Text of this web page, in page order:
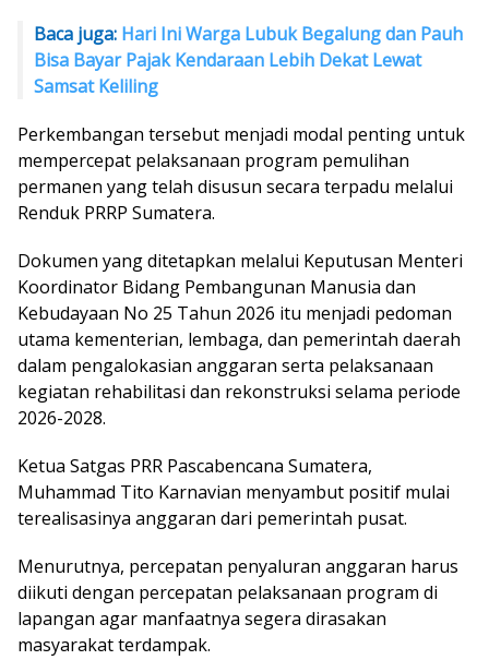
Baca juga: Hari Ini Warga Lubuk Begalung dan Pauh
Bisa Bayar Pajak Kendaraan Lebih Dekat Lewat
Samsat Keliling
Perkembangan tersebut menjadi modal penting untuk
mempercepat pelaksanaan program pemulihan
permanen yang telah disusun secara terpadu melalui
Renduk PRRP Sumatera.
Dokumen yang ditetapkan melalui Keputusan Menteri
Koordinator Bidang Pembangunan Manusia dan
Kebudayaan No 25 Tahun 2026 itu menjadi pedoman
utama kementerian, lembaga, dan pemerintah daerah
dalam pengalokasian anggaran serta pelaksanaan
kegiatan rehabilitasi dan rekonstruksi selama periode
2026-2028.
Ketua Satgas PRR Pascabencana Sumatera,
Muhammad Tito Karnavian menyambut positif mulai
terealisasinya anggaran dari pemerintah pusat.
Menurutnya, percepatan penyaluran anggaran harus
diikuti dengan percepatan pelaksanaan program di
lapangan agar manfaatnya segera dirasakan
masyarakat terdampak.